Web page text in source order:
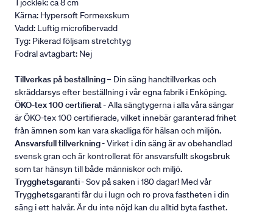
Tjocklek: ca 8 cm
Kärna: Hypersoft Formexskum
Vadd: Luftig microfibervadd
Tyg: Pikerad följsam stretchtyg
Fodral avtagbart: Nej
Tillverkas på beställning– Din säng handtillverkas och
skräddarsys efter beställning i vår egna fabrik i Enköping.
ÖKO-tex 100 certifierat- Alla sängtygerna i alla våra sängar
är ÖKO-tex 100 certifierade, vilket innebär garanterad frihet
från ämnen som kan vara skadliga för hälsan och miljön.
Ansvarsfull tillverkning- Virket i din säng är av obehandlad
svensk gran och är kontrollerat för ansvarsfullt skogsbruk
som tar hänsyn till både människor och miljö.
Trygghetsgaranti- Sov på saken i 180 dagar! Med vår
Trygghetsgaranti får du i lugn och ro prova fastheten i din
säng i ett halvår. Är du inte nöjd kan du alltid byta fasthet.